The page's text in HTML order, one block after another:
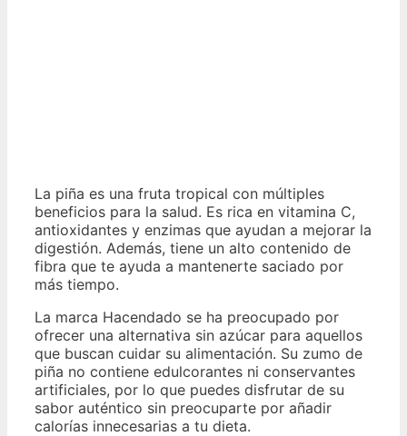
La piña es una fruta tropical con múltiples
beneficios para la salud. Es rica en vitamina C,
antioxidantes y enzimas que ayudan a mejorar la
digestión. Además, tiene un alto contenido de
fibra que te ayuda a mantenerte saciado por
más tiempo.
La marca Hacendado se ha preocupado por
ofrecer una alternativa sin azúcar para aquellos
que buscan cuidar su alimentación. Su zumo de
piña no contiene edulcorantes ni conservantes
artificiales, por lo que puedes disfrutar de su
sabor auténtico sin preocuparte por añadir
calorías innecesarias a tu dieta.